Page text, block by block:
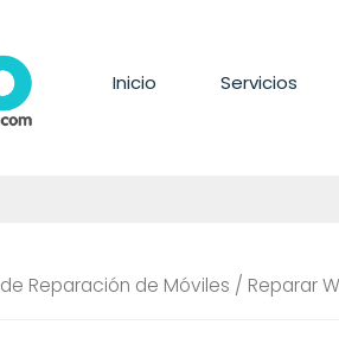
Inicio Servicios
Reparación de Móviles / Reparar